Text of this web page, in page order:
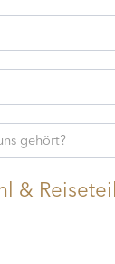
gehört?
&